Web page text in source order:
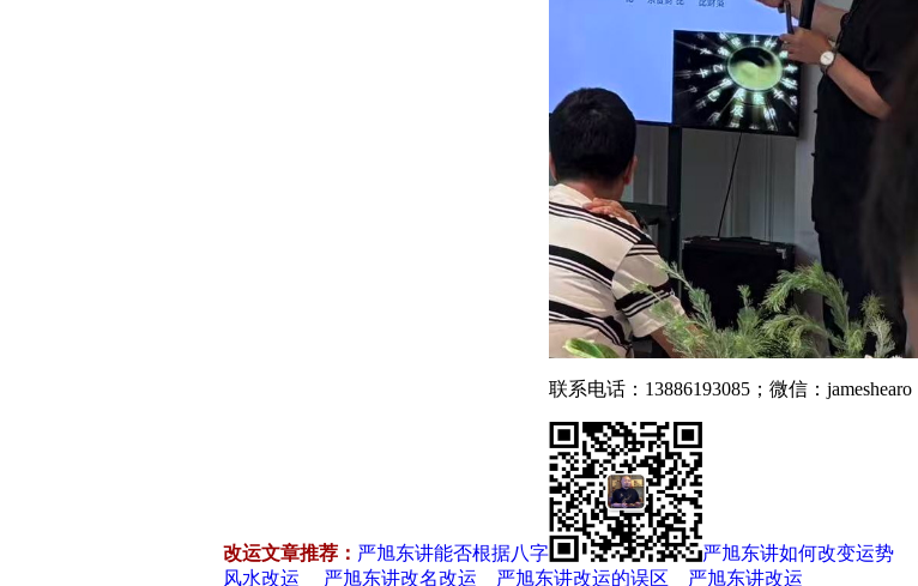
联系电话：13886193085；微信：jameshearo
改运文章推荐： 严旭东讲能否根据八字和风水改变运势 严旭东讲如何改变运势
风水改运
严旭东讲改名改运 严旭东讲改运的误区 严旭东讲改运